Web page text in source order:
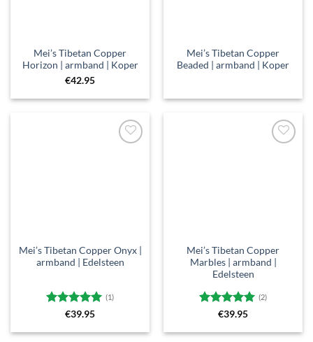
Mei’s Tibetan Copper
Horizon | armband | Koper
€42.95
Mei’s Tibetan Copper
Beaded | armband | Koper
Toevoegen
Mei’s Tibetan Copper Onyx |
armband | Edelsteen
Gewaardeerd
(1)
€39.95
Toevoegen
Mei’s Tibetan Copper
Marbles | armband |
Edelsteen
Gewaardeerd
(2)
€39.95